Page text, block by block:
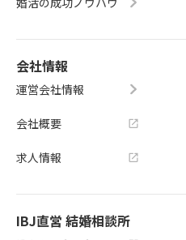
会社情報
運営会社情報
会社概要
求人情報
IBJ直営 結婚相談所